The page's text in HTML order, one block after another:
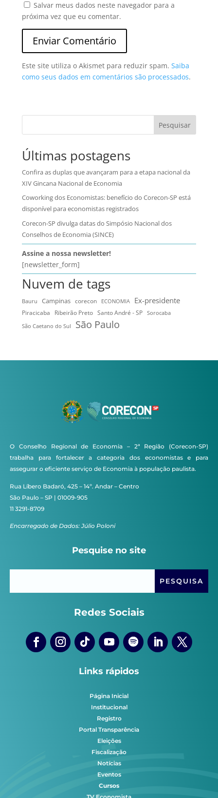
Salvar meus dados neste navegador para a
próxima vez que eu comentar.
Este site utiliza o Akismet para reduzir spam. Saiba
como seus dados em comentários são processados.
Pesquisar
Últimas postagens
Confira as duplas que avançaram para a etapa nacional da
XIV Gincana Nacional de Economia
Coworking dos Economistas: benefício do Corecon-SP está
disponível para economistas registrados
Corecon-SP divulga datas do Simpósio Nacional dos
Conselhos de Economia (SINCE)
Assine a nossa newsletter!
[newsletter_form]
Nuvem de tags
Bauru Campinas corecon ECONOMIA Ex-presidente
Piracicaba Ribeirão Preto Santo André - SP
Sorocaba
São Caetano do Sul
São Paulo
O Conselho Regional de Economia – 2ª Região (Corecon-SP)
trabalha para fortalecer a categoria dos economistas e para
assegurar o eficiente serviço de Economia à população paulista.
Rua Líbero Badaró, 425 – 14º. Andar – Centro
São Paulo – SP | 01009-905
11 3291-8709
Encarregado de Dados: Júlio Poloni
Pesquise no site
Redes Sociais
Links rápidos
Página Inicial
Institucional
Registro
Portal Transparência
Eleições
Fiscalização
Notícias
Eventos
Cursos